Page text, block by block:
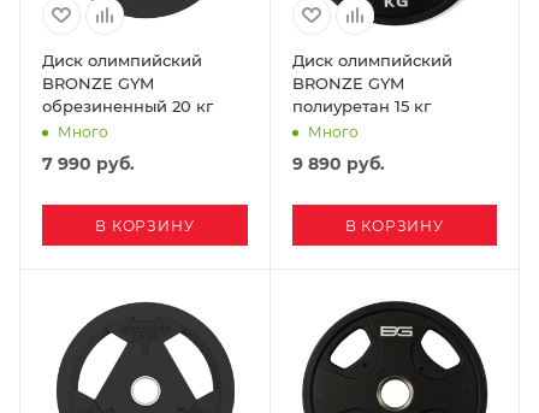
Диск олимпийский
BRONZE GYM
обрезиненный 20 кг
Много
7 990 руб.
В КОРЗИНУ
Диск олимпийский
BRONZE GYM
полиуретан 15 кг
Много
9 890 руб.
В КОРЗИНУ